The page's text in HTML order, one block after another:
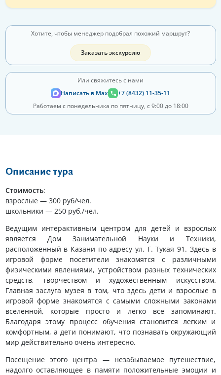
Хотите, чтобы менеджер подобрал похожий маршрут?
Заказать экскурсию
Или свяжитесь с нами
Написать в Max
+7 (8432) 11-35-11
Работаем с понедельника по пятницу, с 9:00 до 18:00
Описание тура
Стоимость:
взрослые — 300 руб/чел.
школьники — 250 руб./чел.
Ведущим интерактивным центром для детей и взрослых
является Дом Занимательной Науки и Техники,
расположенный в Казани по адресу ул. Г. Тукая 91. Здесь в
игровой форме посетители знакомятся с различными
физическими явлениями, устройством разных технических
средств, творчеством и художественным искусством.
Главная заслуга музея в том, что здесь дети и взрослые в
игровой форме знакомятся с самыми сложными законами
вселенной, которые просто и легко все запоминают.
Благодаря этому процесс обучения становится легким и
комфортным, а дети понимают, что познавать окружающий
мир действительно очень интересно.
Посещение этого центра — незабываемое путешествие,
надолго оставляющее в памяти положительные эмоции и